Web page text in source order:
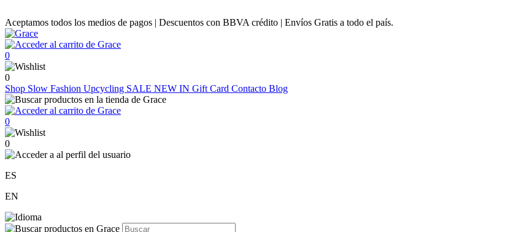
Aceptamos todos los medios de pagos | Descuentos con BBVA crédito | Envíos Gratis a todo el país.
0
0
Shop Slow Fashion Upcycling SALE NEW IN Gift Card Contacto Blog
0
0
ES
EN